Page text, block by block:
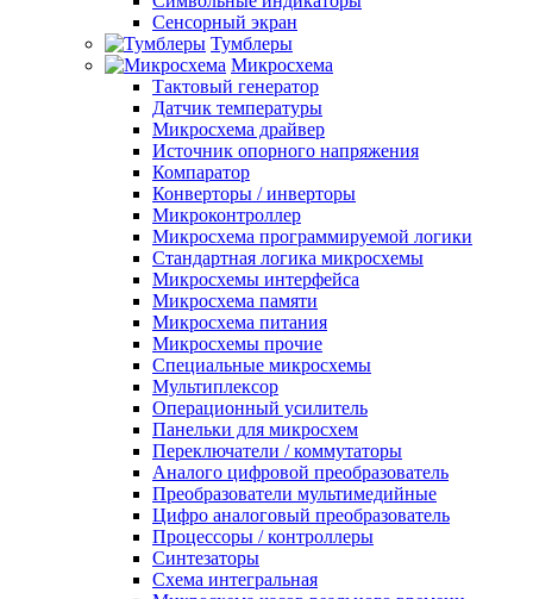
Сенсорный экран
Тумблеры
Микросхема
Тактовый генератор
Датчик температуры
Микросхема драйвер
Источник опорного напряжения
Компаратор
Конверторы / инверторы
Микроконтроллер
Микросхема программируемой логики
Стандартная логика микросхемы
Микросхемы интерфейса
Микросхема памяти
Микросхема питания
Микросхемы прочие
Специальные микросхемы
Мультиплексор
Операционный усилитель
Панельки для микросхем
Переключатели / коммутаторы
Аналого цифровой преобразователь
Преобразователи мультимедийные
Цифро аналоговый преобразователь
Процессоры / контроллеры
Синтезаторы
Схема интегральная